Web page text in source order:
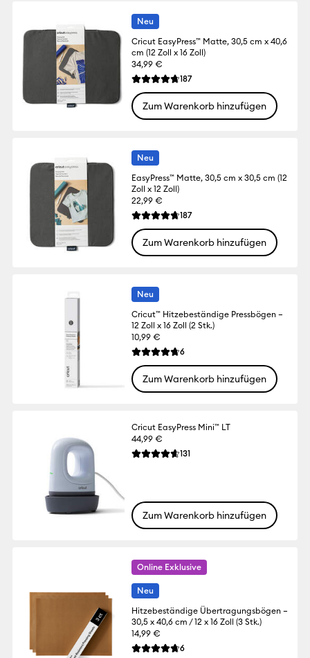
Neu
Cricut EasyPress™ Matte, 30,5 cm x 40,6
cm (12 Zoll x 16 Zoll)
34,99 €
Die durchschnittliche Bewertung für
187Reviews
Zum Warenkorb hinzufügen
Neu
EasyPress™ Matte, 30,5 cm x 30,5 cm (12
Zoll x 12 Zoll)
22,99 €
Die durchschnittliche Bewertung für
187Reviews
Zum Warenkorb hinzufügen
Neu
Cricut™ Hitzebeständige Pressbögen –
12 Zoll x 16 Zoll (2 Stk.)
10,99 €
Die durchschnittliche Bewertung für
6Reviews
Zum Warenkorb hinzufügen
Cricut EasyPress Mini™ LT
44,99 €
Die durchschnittliche Bewertung für
131
Zum Warenkorb hinzufügen
Online Exklusive
Neu
Hitzebeständige Übertragungsbögen –
30,5 x 40,6 cm / 12 x 16 Zoll (3 Stk.)
14,99 €
Die durchschnittliche Bewertung für
6Reviews